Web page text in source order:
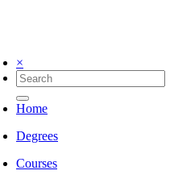
×
Home
Degrees
Courses